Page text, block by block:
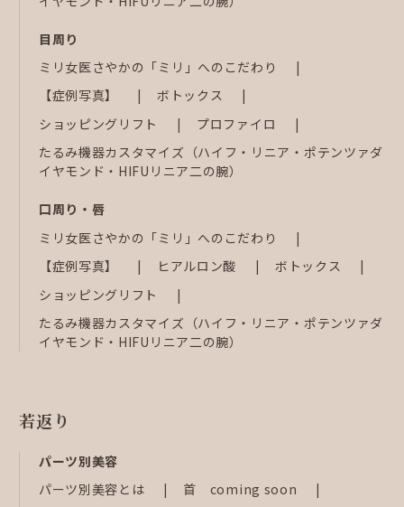
目周り
ミリ女医さやかの「ミリ」へのこだわり
【症例写真】
ボトックス
ショッピングリフト
プロファイロ
たるみ機器カスタマイズ（ハイフ・リニア・ポテンツァダ
イヤモンド・HIFUリニア二の腕）
口周り・唇
ミリ女医さやかの「ミリ」へのこだわり
【症例写真】
ヒアルロン酸
ボトックス
ショッピングリフト
たるみ機器カスタマイズ（ハイフ・リニア・ポテンツァダ
イヤモンド・HIFUリニア二の腕）
若返り
パーツ別美容
パーツ別美容とは
首 coming soon